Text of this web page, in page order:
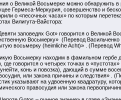
о Великой Восьмерке можно обнаружить
Гермеса-Меркурия, совершенство и
о «песочных часах» по которым
Вилигута-Вайстора:
заповедях Got» говорится о Великой
Восьмерку» (Перевод
восьмерку (heimliche Acht)» . (Перевод
Восьмерку находим в фамильном гербе
где говорится о четырех точках в
конь и повозка), дающий в сумме
или закона причины и следствия» .
указывают на удвоенную квадратуру,
правосудия или закона